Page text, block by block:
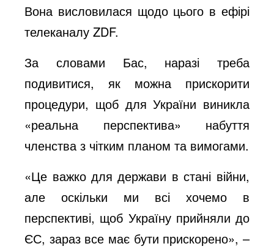
Вона висловилася щодо цього в ефірі
телеканалу ZDF.
За словами Бас, наразі треба
подивитися, як можна прискорити
процедури, щоб для України виникла
«реальна перспектива» набуття
членства з чітким планом та вимогами.
«Це важко для держави в стані війни,
але оскільки ми всі хочемо в
перспективі, щоб Україну прийняли до
ЄС, зараз все має бути прискорено», –